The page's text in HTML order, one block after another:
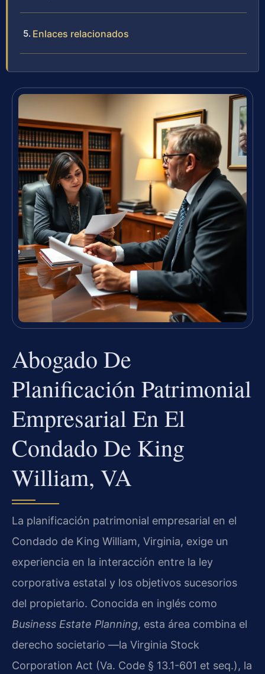
Enlaces relacionados
Abogado De
Planificación Patrimonial
Empresarial En El
Condado De King
William, VA
La planificación patrimonial empresarial en el
Condado de King William, Virginia, exige un
experiencia en la interacción entre la ley
corporativa estatal y los objetivos sucesorios
del propietario. Conocida en inglés como
Business Estate Planning, esta área combina el
derecho societario —la Virginia Stock
Corporation Act (Va. Code § 13.1-601 et seq.), la